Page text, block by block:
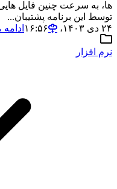
توسط این برنامه پشتیبان...
۲۴ دی ۱۴۰۳،‏ ۱۶:۵۶
نرم افزار